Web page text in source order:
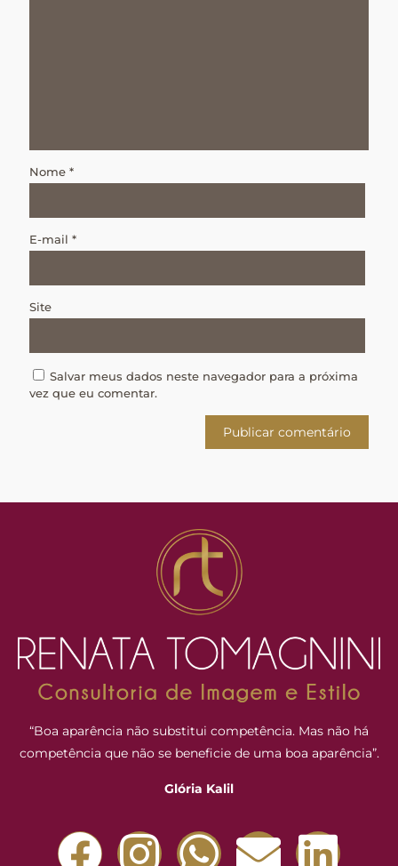
Nome *
E-mail *
Site
Salvar meus dados neste navegador para a próxima
vez que eu comentar.
“Boa aparência não substitui competência. Mas não há
competência que não se beneficie de uma boa aparência”.
Glória Kalil